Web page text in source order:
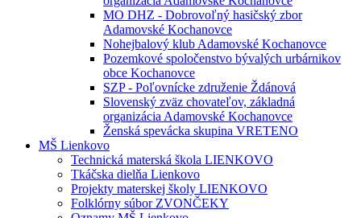
MO DHZ - Dobrovoľný hasičský zbor
Adamovské Kochanovce
Nohejbalový klub Adamovské Kochanovce
Pozemkové spoločenstvo bývalých urbárnikov
obce Kochanovce
SZP - Poľovnícke združenie Ždánová
Slovenský zväz chovateľov, základná
organizácia Adamovské Kochanovce
Ženská spevácka skupina VRETENO
MŠ Lienkovo
Technická materská škola LIENKOVO
Tkáčska dielňa Lienkovo
Projekty materskej školy LIENKOVO
Folklórny súbor ZVONČEKY